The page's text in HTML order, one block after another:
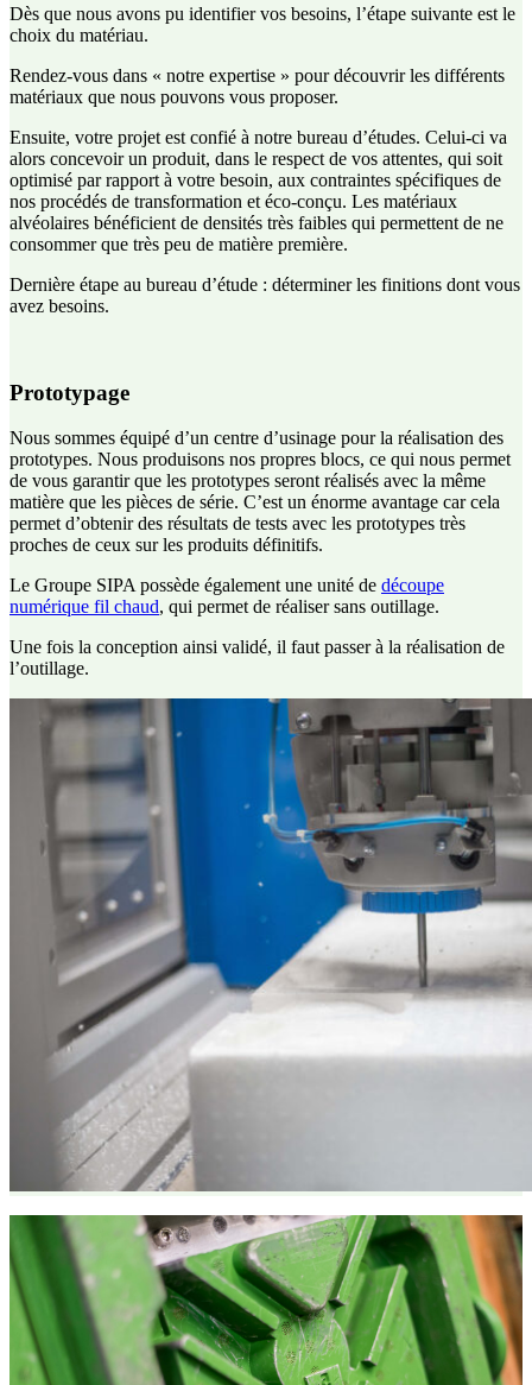
Dès que nous avons pu identifier vos besoins, l’étape suivante est le
choix du matériau.
Rendez-vous dans « notre expertise » pour découvrir les différents
matériaux que nous pouvons vous proposer.
Ensuite, votre projet est confié à notre bureau d’études. Celui-ci va
alors concevoir un produit, dans le respect de vos attentes, qui soit
optimisé par rapport à votre besoin, aux contraintes spécifiques de
nos procédés de transformation et éco-conçu. Les matériaux
alvéolaires bénéficient de densités très faibles qui permettent de ne
consommer que très peu de matière première.
Dernière étape au bureau d’étude : déterminer les finitions dont vous
avez besoins.
Prototypage
Nous sommes équipé d’un centre d’usinage pour la réalisation des
prototypes. Nous produisons nos propres blocs, ce qui nous permet
de vous garantir que les prototypes seront réalisés avec la même
matière que les pièces de série. C’est un énorme avantage car cela
permet d’obtenir des résultats de tests avec les prototypes très
proches de ceux sur les produits définitifs.
Le Groupe SIPA possède également une unité de découpe
numérique fil chaud, qui permet de réaliser sans outillage.
Une fois la conception ainsi validé, il faut passer à la réalisation de
l’outillage.